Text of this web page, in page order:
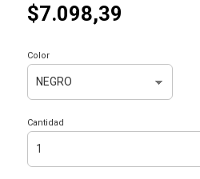
$7.098,39
Color
Cantidad